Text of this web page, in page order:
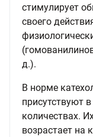
стимулирует
своего
д.).
В норме
присутствуют
количествах.
возрастает на